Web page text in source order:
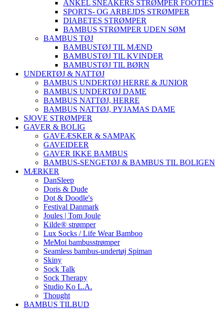
ANKEL SNEAKERS STRØMPER FOOTIES
SPORTS- OG ARBEJDS STRØMPER
DIABETES STRØMPER
BAMBUS STRØMPER UDEN SØM
BAMBUS TØJ
BAMBUSTØJ TIL MÆND
BAMBUSTØJ TIL KVINDER
BAMBUSTØJ TIL BØRN
UNDERTØJ & NATTØJ
BAMBUS UNDERTØJ HERRE & JUNIOR
BAMBUS UNDERTØJ DAME
BAMBUS NATTØJ, HERRE
BAMBUS NATTØJ, PYJAMAS DAME
SJOVE STRØMPER
GAVER & BOLIG
GAVEÆSKER & SAMPAK
GAVEIDEER
GAVER IKKE BAMBUS
BAMBUS-SENGETØJ & BAMBUS TIL BOLIGEN
MÆRKER
DanSleep
Doris & Dude
Dot & Doodle's
Festival Danmark
Joules | Tom Joule
Kilde® strømper
Lux Socks / Life Wear Bamboo
MeMoi bambusstrømper
Seamless bambus-undertøj Spiman
Skiny
Sock Talk
Sock Therapy
Studio Ko L.A.
Thought
BAMBUS TILBUD